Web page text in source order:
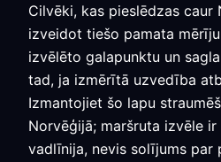
Cilvēki, kas pieslēdzas caur
izveidot tiešo pamata
izvēlēto galapunktu un
tad, ja izmērītā uzvedība
Izmantojiet šo lapu
Norvēģijā; maršruta izvēle ir
vadlīnija, nevis solījums par